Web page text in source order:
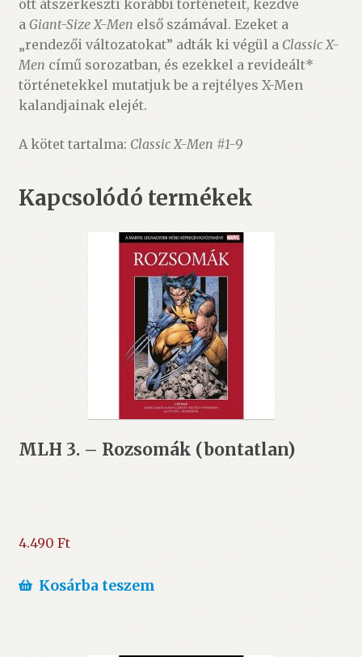
ott átszerkeszti korábbi történeteit, kezdve
a Giant-Size X-Men első számával. Ezeket a
„rendezői változatokat” adták ki végül a Classic X-
Men című sorozatban, és ezekkel a revideált*
történetekkel mutatjuk be a rejtélyes X-Men
kalandjainak elejét.
A kötet tartalma: Classic X-Men #1-9
Kapcsolódó termékek
MLH 3. – Rozsomák (bontatlan)
4.490 Ft
Kosárba teszem